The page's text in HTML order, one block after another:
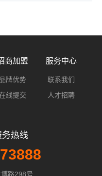
商加盟
品牌优势
线提交
服务中心
联系我们
人才招聘
热线
博路298号